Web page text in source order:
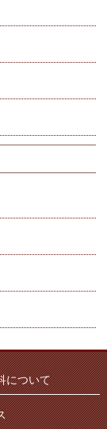
について